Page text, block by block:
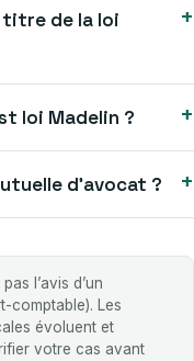
titre de la loi
+
loi Madelin ? +
d’avocat ? +
l’avis d’un
comptable). Les
évoluent et
votre cas avant